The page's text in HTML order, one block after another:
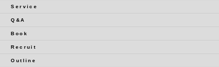
Service
Q&A
Book
Recruit
Outline